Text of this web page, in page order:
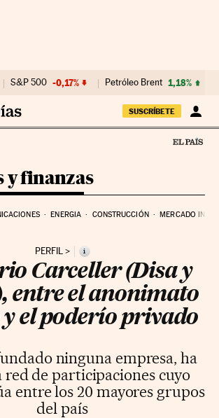
S&P 500 -0,17% Petróleo Brent 1,18%
SUSCRÍBETE
y finanzas
ENERGIA CONSTRUCCIÓN MERCADO
PERFIL i
Carceller (Disa y
entre el anonimato
el poderío privado
ninguna empresa, ha
de participaciones cuyo
entre los 20 mayores grupos
del país